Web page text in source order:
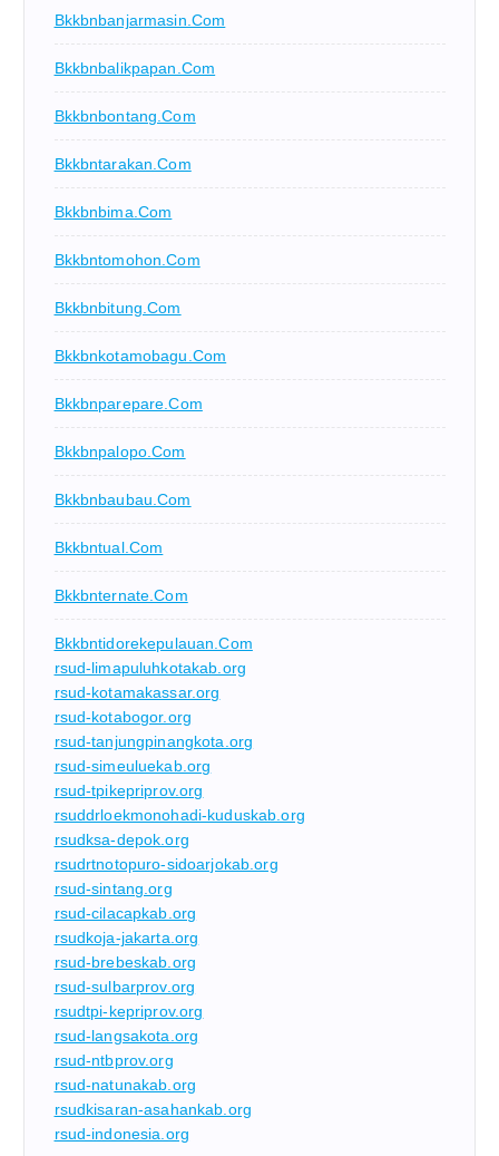
Bkkbnbanjarmasin.com
Bkkbnbalikpapan.com
Bkkbnbontang.com
Bkkbntarakan.com
Bkkbnbima.com
Bkkbntomohon.com
Bkkbnbitung.com
Bkkbnkotamobagu.com
Bkkbnparepare.com
Bkkbnpalopo.com
Bkkbnbaubau.com
Bkkbntual.com
Bkkbnternate.com
Bkkbntidorekepulauan.com
rsud-limapuluhkotakab.org
rsud-kotamakassar.org
rsud-kotabogor.org
rsud-tanjungpinangkota.org
rsud-simeuluekab.org
rsud-tpikepriprov.org
rsuddrloekmonohadi-kuduskab.org
rsudksa-depok.org
rsudrtnotopuro-sidoarjokab.org
rsud-sintang.org
rsud-cilacapkab.org
rsudkoja-jakarta.org
rsud-brebeskab.org
rsud-sulbarprov.org
rsudtpi-kepriprov.org
rsud-langsakota.org
rsud-ntbprov.org
rsud-natunakab.org
rsudkisaran-asahankab.org
rsud-indonesia.org